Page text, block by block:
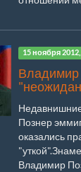
15 ноября
Владимир
Познер
оказались
Владимир